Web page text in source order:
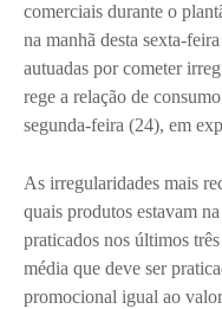
comerciais durante o
na manhã desta sexta-
autuadas por cometer
rege a relação de
segunda-feira (24), em
As irregularidades mais
quais produtos estavam
praticados nos últimos
média que deve ser
promocional igual ao